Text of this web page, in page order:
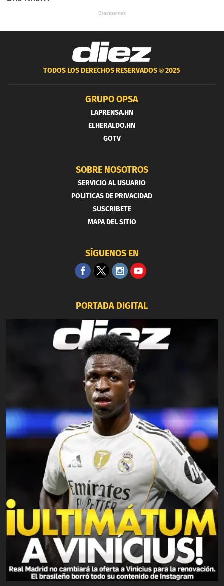
TODOS LOS DERECHOS RESERVADOS ®2025
GRUPO OPSA
LAPRENSA.HN
ELHERALDO.HN
GOTV
SOBRE NOSOTROS
SERVICIO AL USUARIO
POLITICAS DE PRIVACIDAD
SUSCRIBETE
MAPA DEL SITIO
SÍGUENOS EN
PORTADA DIGITAL